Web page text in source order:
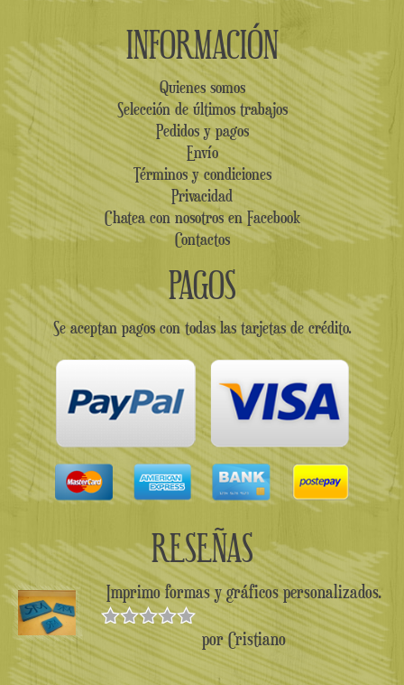
INFORMACIÓN
Quienes somos
Selección de últimos trabajos
Pedidos y pagos
Envío
Términos y condiciones
Privacidad
Chatea con nosotros en Facebook
Contactos
PAGOS
Se aceptan pagos con todas las tarjetas de crédito.
RESEÑAS
Imprimo formas y gráficos personalizados.
Valorado en
5 de 5
por Cristiano